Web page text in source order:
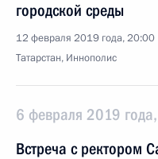
городской среды
12 февраля 2019 года, 20:00
Татарстан, Иннополис
6 февраля 2019
Встреча с ректором